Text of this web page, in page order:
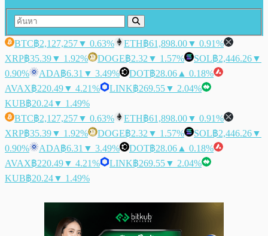
BTC฿2,127,257▼ 0.63% ETH฿61,898.00▼ 0.91%
XRP฿35.39▼ 1.92% DOGE฿2.32 ▼ 1.57% SOL฿2,446.26▼
0.90%
ADA฿6.31 ▼ 3.49% DOT฿28.06 ▲ 0.18%
AVAX฿220.49▼ 4.21% LINK฿269.55▼ 2.04%
KUB฿20.24▼ 1.49%
BTC฿2,127,257▼ 0.63% ETH฿61,898.00▼ 0.91%
XRP฿35.39▼ 1.92% DOGE฿2.32 ▼ 1.57% SOL฿2,446.26▼
0.90%
ADA฿6.31 ▼ 3.49% DOT฿28.06 ▲ 0.18%
AVAX฿220.49▼ 4.21% LINK฿269.55▼ 2.04%
KUB฿20.24▼ 1.49%